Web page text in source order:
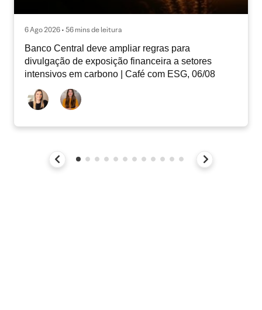
6 Ago 2026 • 56 mins de leitura
Banco Central deve ampliar regras para
divulgação de exposição financeira a setores
intensivos em carbono | Café com ESG, 06/08